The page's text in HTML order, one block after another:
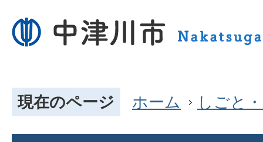
現在のページ ホーム しごと